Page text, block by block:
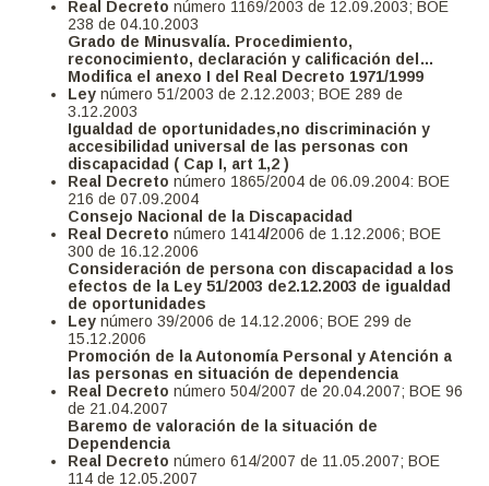
Real Decreto número 1169/2003 de 12.09.2003; BOE
238 de 04.10.2003
Grado de Minusvalía. Procedimiento,
reconocimiento, declaración y calificación del…
Modifica el anexo I del Real Decreto 1971/1999
Ley número 51/2003 de 2.12.2003; BOE 289 de
3.12.2003
Igualdad de oportunidades,no discriminación y
accesibilidad universal de las personas con
discapacidad ( Cap I, art 1,2 )
Real Decretonúmero 1865/2004 de 06.09.2004: BOE
216 de 07.09.2004
Consejo Nacional de la Discapacidad
Real Decretonúmero 1414/2006 de 1.12.2006; BOE
300 de 16.12.2006
Consideración de persona con discapacidad a los
efectos de la Ley 51/2003 de2.12.2003 de igualdad
de oportunidades
Ley número 39/2006 de 14.12.2006; BOE 299 de
15.12.2006
Promoción de la Autonomía Personal y Atención a
las personas en situación de dependencia
Real Decretonúmero 504/2007 de 20.04.2007; BOE 96
de 21.04.2007
Baremo de valoración de la situación de
Dependencia
Real Decretonúmero 614/2007 de 11.05.2007; BOE
114 de 12.05.2007